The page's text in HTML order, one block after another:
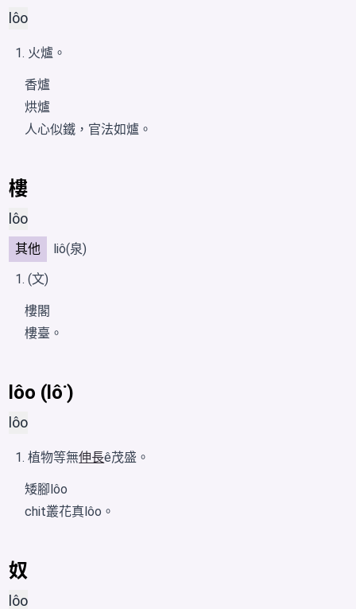
lôo
火爐。
香爐
烘爐
人心似鐵，官法如爐。
樓
lôo
其他
liô(泉)
(文)
樓閣
樓臺。
lôo (lô͘)
lôo
植物等無伸長ê茂盛。
矮腳lôo
chit叢花真lôo。
奴
lôo